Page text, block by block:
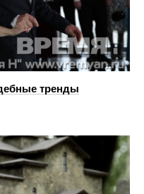
тренды